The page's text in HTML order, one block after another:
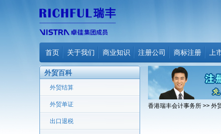
首页 关于我们 商业知识 注册公司 商标注册 上
外贸百科
外贸结算
外贸单证
出口退税
香港瑞丰会计事务所 >> 外